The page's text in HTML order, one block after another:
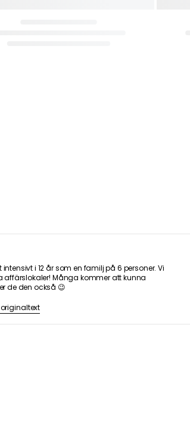
i 12 år som en familj på 6 personer. Vi
Många kommer att kunna
de den också 😉